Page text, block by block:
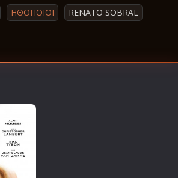
Γουέστερν
Επιστημονικής Φαντασίας
ΗΘΟΠΟΙΟΙ RENATO SOBRAL